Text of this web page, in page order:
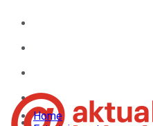
Lifestyle
Daerah
Home